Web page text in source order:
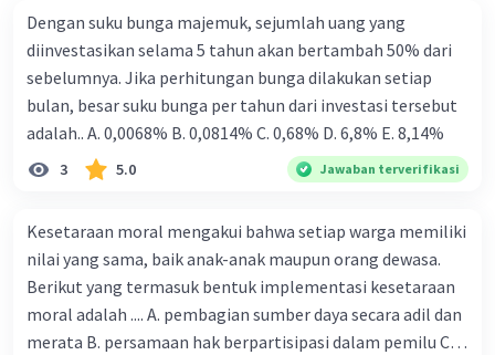
Dengan suku bunga majemuk, sejumlah uang yang
diinvestasikan selama 5 tahun akan bertambah 50% dari
sebelumnya. Jika perhitungan bunga dilakukan setiap
bulan, besar suku bunga per tahun dari investasi tersebut
adalah.. A. 0,0068% B. 0,0814% C. 0,68% D. 6,8% Ε. 8,14%
3 5.0 Jawaban terverifikasi
Kesetaraan moral mengakui bahwa setiap warga memiliki
nilai yang sama, baik anak-anak maupun orang dewasa.
Berikut yang termasuk bentuk implementasi kesetaraan
moral adalah .... A. pembagian sumber daya secara adil dan
merata B. persamaan hak berpartisipasi dalam pemilu C.